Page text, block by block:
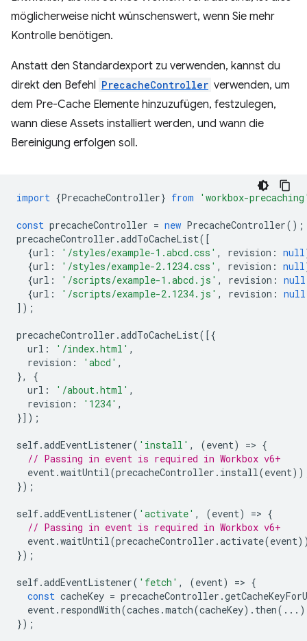
möglicherweise nicht wünschenswert, wenn Sie mehr
Kontrolle benötigen.
Anstatt den Standardexport zu verwenden, kannst du
direkt den Befehl PrecacheController verwenden, um
dem Pre-Cache Elemente hinzuzufügen, festzulegen,
wann diese Assets installiert werden, und wann die
Bereinigung erfolgen soll.
import {PrecacheController} from 'workbox-
const precacheController = new PrecacheController();
precacheController .addToCacheList([
{url : '/styles/example-1.abcd.css' , revision : null
{url : '/styles/example-2.1234.css' , revision : null
{url : '/scripts/example-1.abcd.js' , revision : null
{url : '/scripts/example-2.1234.js' , revision : null
]);
precacheController .addToCacheList([{
url : '/index.html' ,
revision : 'abcd' ,
},
{
url : '/about.html' ,
revision : '1234' ,
}]);
self.addEventListener( 'install' , (event) => {
// Passing in event is required in Workbox v6+
event.waitUntil(precacheController . install(event
});
self.addEventListener( 'activate' , (event) => {
// Passing in event is required in Workbox v6+
event.waitUntil(precacheController .activate(event
});
self.addEventListener( 'fetch' , (event) => {
const cacheKey = precacheController .
event. respondWith(caches .match(cacheKey). then
});